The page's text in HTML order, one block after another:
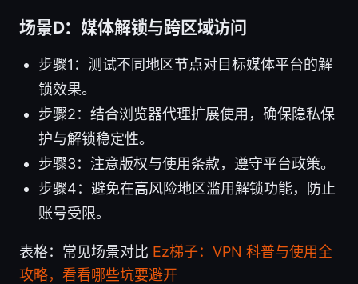
场景D：媒体解锁与跨区域访问
步骤1：测试不同地区节点对目标媒体平台的解
锁效果。
步骤2：结合浏览器代理扩展使用，确保隐私保
护与解锁稳定性。
步骤3：注意版权与使用条款，遵守平台政策。
步骤4：避免在高风险地区滥用解锁功能，防止
账号受限。
表格：常见场景对比 Ez梯子：VPN 科普与使用全
攻略，看看哪些坑要避开